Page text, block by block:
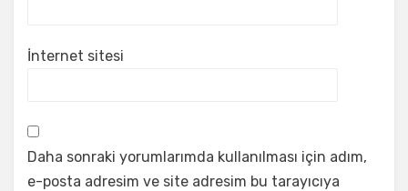
İnternet sitesi
Daha sonraki yorumlarımda kullanılması için adım,
e-posta adresim ve site adresim bu tarayıcıya